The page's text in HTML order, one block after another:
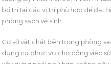
bố trí tại các vị trí phù hợp để đạt
phòng sạch vệ sinh.
Cơ sở vật chất bên trong phòng
dụng cụ phục vụ cho công việc